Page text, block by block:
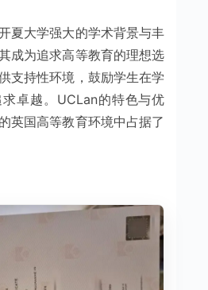
夏大学强大的学术背景与丰
成为追求高等教育的理想选
支持性环境，鼓励学生在学
卓越。UCLan的特色与优
英国高等教育环境中占据了